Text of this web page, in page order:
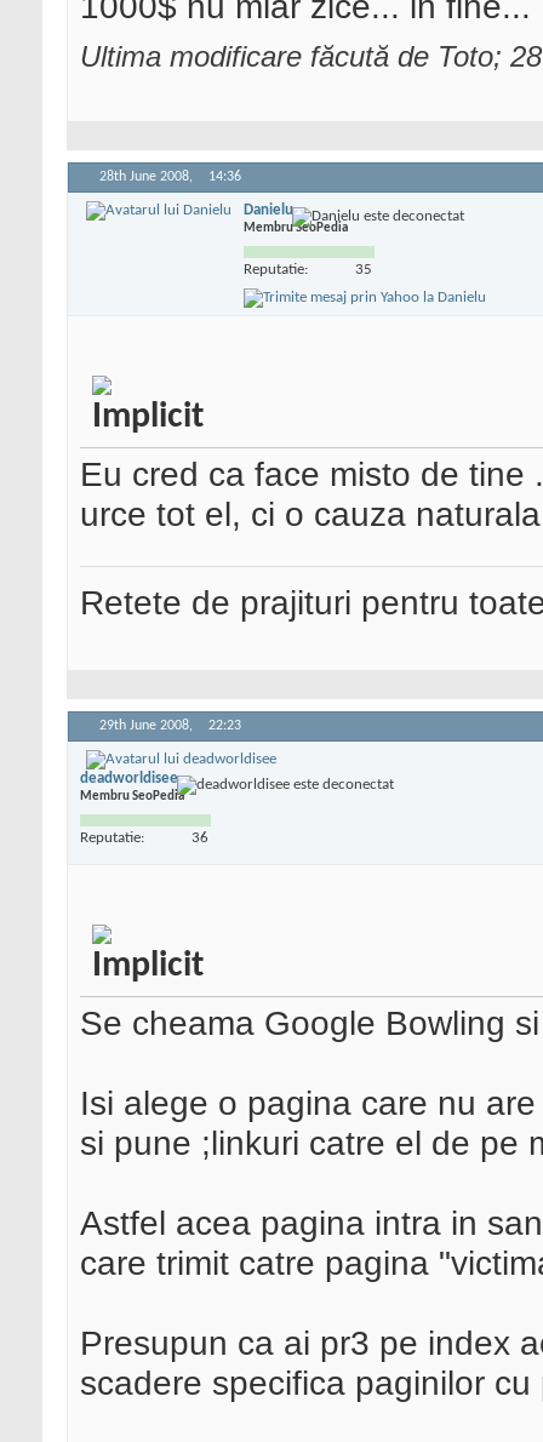
Ultima modificare făcută de Toto;
28th June 2008, 14:36
Danielu
Membru SeoPedia
Reputatie: 35
Eu cred ca face misto de tine
urce tot el, ci o cauza
Retete de prajituri pentru
29th June 2008, 22:23
deadworldisee
Membru SeoPedia
Reputatie: 36
Se cheama Google Bowling
Isi alege o pagina care nu
si pune ;linkuri catre el de pe
Astfel acea pagina intra in
care trimit catre pagina
Presupun ca ai pr3 pe index
scadere specifica paginilor cu